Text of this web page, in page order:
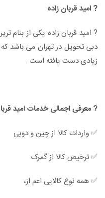
? امید قربان زاده
? امید قربان زاده یکی از بنام
دبی تحویل در تهران می باشد
زیادی دست یافته است .
? معرفی اجمالی خدمات امید
✅ واردات کالا از چین و دوبی
✅ ترخیص کالا از گمرک
✅ همه نوع کالایی اعم از،